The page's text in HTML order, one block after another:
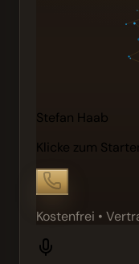
Stefan Haab
Klicke zum
Kostenfrei •